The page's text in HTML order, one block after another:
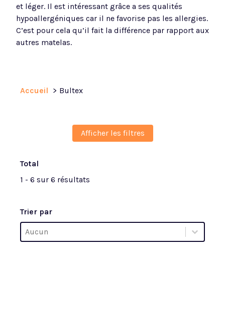
et léger. Il est intéressant grâce a ses qualités
hypoallergéniques car il ne favorise pas les allergies.
C’est pour cela qu’il fait la différence par rapport aux
autres matelas.
Accueil Bultex
Afficher les filtres
Total
1 - 6 sur 6 résultats
Trier par
Trier par
Trier par
Trier par